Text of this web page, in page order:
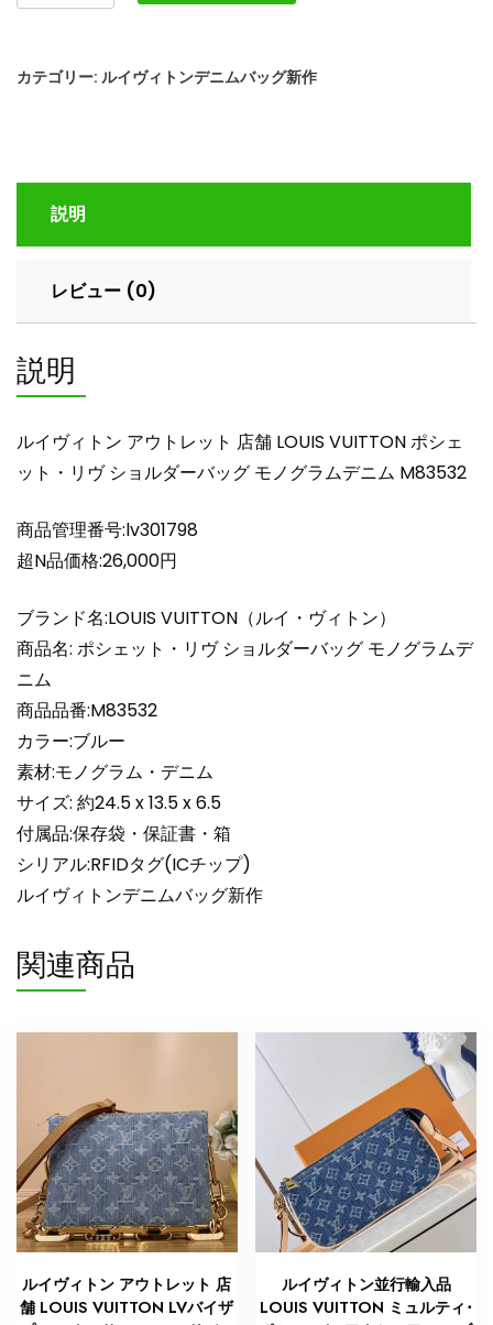
ト
ト
ッ
舗
VUITTON
ポ
ェ
ッ
リ
ヴ
ョ
ル
ダ
ー
バ
ッ
グ
モ
ノ
グ
ラ
ム
ニ
ム
個
カテゴリー: ルイヴィトンデニムバッグ新作
説明
レビュー (0)
説明
ルイヴィトン アウトレット 店舗 LOUIS VUITTON ポシェ
ット・リヴ ショルダーバッグ モノグラムデニム M83532
商品管理番号:lv301798
超N品価格:26,000円
ブランド名:LOUIS VUITTON（ルイ・ヴィトン）
商品名: ポシェット・リヴ ショルダーバッグ モノグラムデ
ニム
商品品番:M83532
カラー:ブルー
素材:モノグラム・デニム
サイズ: 約24.5 x 13.5 x 6.5
付属品:保存袋・保証書・箱
シリアル:RFIDタグ(ICチップ)
ルイヴィトンデニムバッグ新作
関連商品
ルイヴィトン アウトレット 店
舗 LOUIS VUITTON LVバイザ
ルイヴィトン並行輸入品
LOUIS VUITTON ミュルティ･